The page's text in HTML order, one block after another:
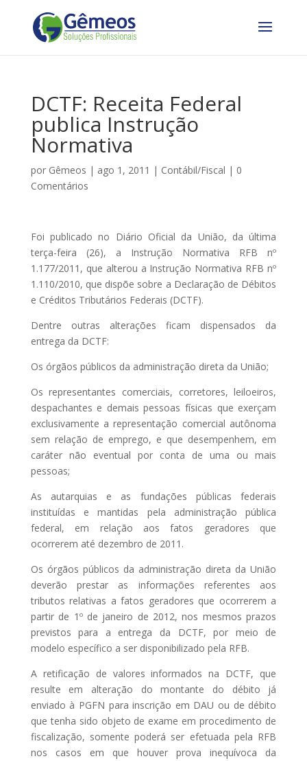
DCTF: Receita Federal
publica Instrução
Normativa
por Gêmeos | ago 1, 2011 | Contábil/Fiscal | 0
Comentários
Foi publicado no Diário Oficial da União, da última
terça-feira (26), a Instrução Normativa RFB nº
1.177/2011, que alterou a Instrução Normativa RFB nº
1.110/2010, que dispõe sobre a Declaração de Débitos
e Créditos Tributários Federais (DCTF).
Dentre outras alterações ficam dispensados da
entrega da DCTF:
Os órgãos públicos da administração direta da União;
Os representantes comerciais, corretores, leiloeiros,
despachantes e demais pessoas físicas que exerçam
exclusivamente a representação comercial autônoma
sem relação de emprego, e que desempenhem, em
caráter não eventual por conta de uma ou mais
pessoas;
As autarquias e as fundações públicas federais
instituídas e mantidas pela administração pública
federal, em relação aos fatos geradores que
ocorrerem até dezembro de 2011.
Os órgãos públicos da administração direta da União
deverão prestar as informações referentes aos
tributos relativas a fatos geradores que ocorrerem a
partir de 1º de janeiro de 2012, nos mesmos prazos
previstos para a entrega da DCTF, por meio de
modelo específico a ser disponibilizado pela RFB.
A retificação de valores informados na DCTF, que
resulte em alteração do montante do débito já
enviado à PGFN para inscrição em DAU ou de débito
que tenha sido objeto de exame em procedimento de
fiscalização, somente poderá ser efetuada pela RFB
nos casos em que houver prova inequívoca da